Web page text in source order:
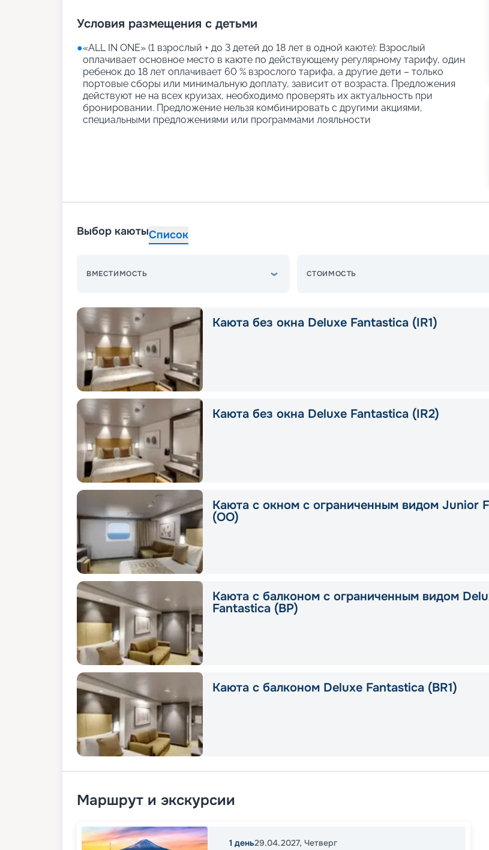
Условия размещения с детьми
●«АLL IN ONE» (1 взрослый + до 3 детей до 18 лет в одной каюте): Взрослый
оплачивает основное место в каюте по действующему регулярному тарифу, один
ребенок до 18 лет оплачивает 60 % взрослого тарифа, а другие дети – только
портовые сборы или минимальную доплату, зависит от возраста. Предложения
действуют не на всех круизах, необходимо проверять их актуальность при
бронировании. Предложение нельзя комбинировать с другими акциями,
специальными предложениями или программами лояльности
Выбор каютыСписок
ВМЕСТИМОСТЬ СТОИМОСТЬ
Каюта без окна Deluxe Fantastica (IR1)
Каюта без окна Deluxe Fantastica (IR2)
Каюта с окном с ограниченным видом Junior
(OO)
Каюта с балконом с ограниченным видом
Fantastica (BP)
Каюта с балконом Deluxe Fantastica (BR1)
Маршрут и экскурсии
1 день29.04.2027, Четверг